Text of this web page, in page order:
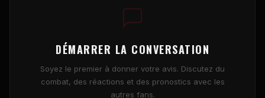
DÉMARRER LA CONVERSATION
Soyez le premier à donner votre avis. Discutez du
combat, des réactions et des pronostics avec les
autres fans.